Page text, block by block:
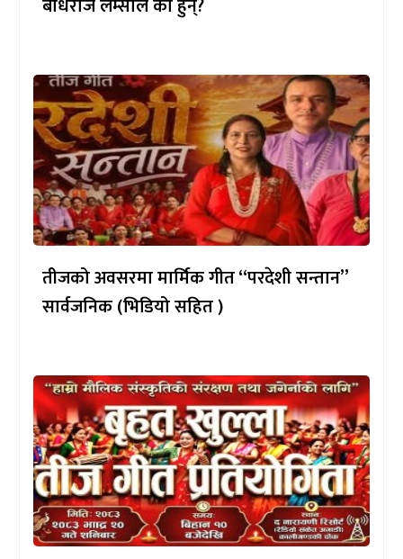
बोधराज लम्साल को हुन्?
तीजको अवसरमा मार्मिक गीत “परदेशी सन्तान”
सार्वजनिक (भिडियो सहित )